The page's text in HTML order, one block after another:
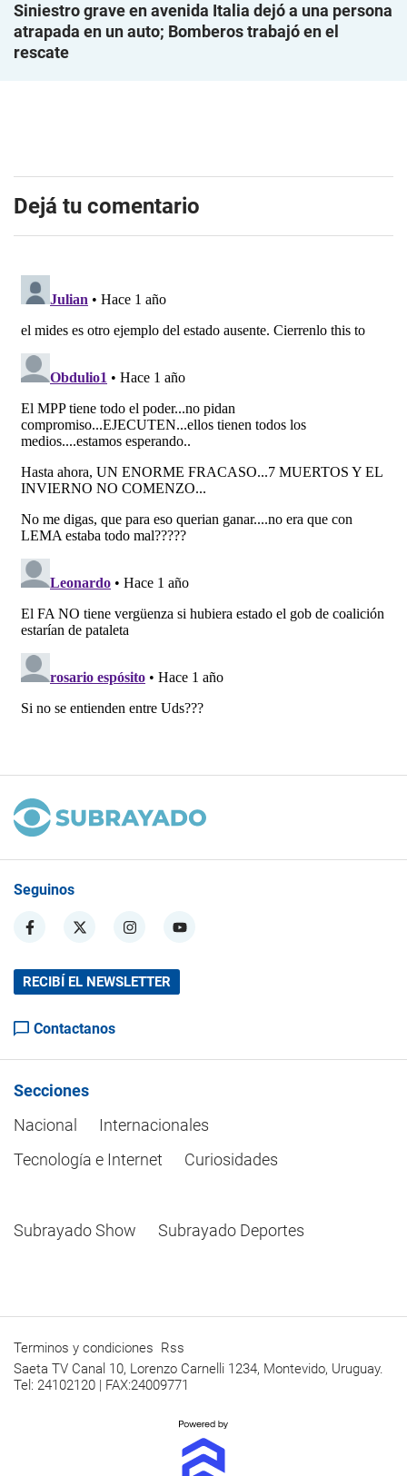
Siniestro grave en avenida Italia dejó a una persona
atrapada en un auto; Bomberos trabajó en el
rescate
Dejá tu comentario
Seguinos
RECIBÍ EL NEWSLETTER
Contactanos
Secciones
Nacional
Internacionales
Tecnología e Internet
Curiosidades
Subrayado Show Subrayado Deportes
Terminos y condiciones Rss
Saeta TV Canal 10, Lorenzo Carnelli 1234, Montevido, Uruguay.
Tel: 24102120 | FAX:24009771